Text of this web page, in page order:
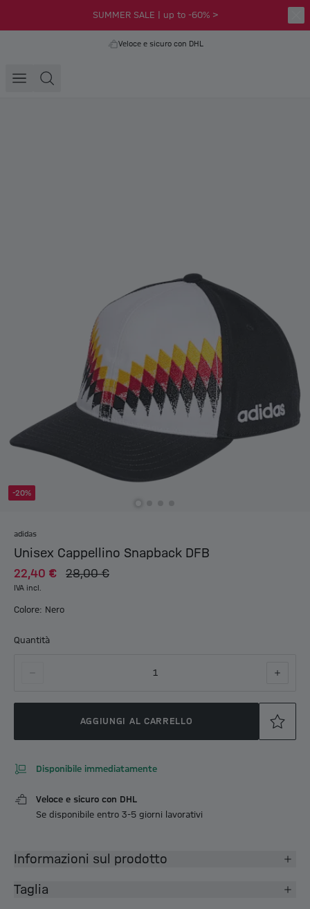
SUMMER SALE | up to -60% >
Veloce e sicuro con DHL
-20%
adidas
Unisex Cappellino Snapback DFB
22,40 € 28,00 €
IVA incl.
Colore: Nero
Quantità
1
AGGIUNGI AL CARRELLO
Disponibile immediatamente
Veloce e sicuro con DHL
Se disponibile entro 3-5 giorni lavorativi
Informazioni sul prodotto
Taglia